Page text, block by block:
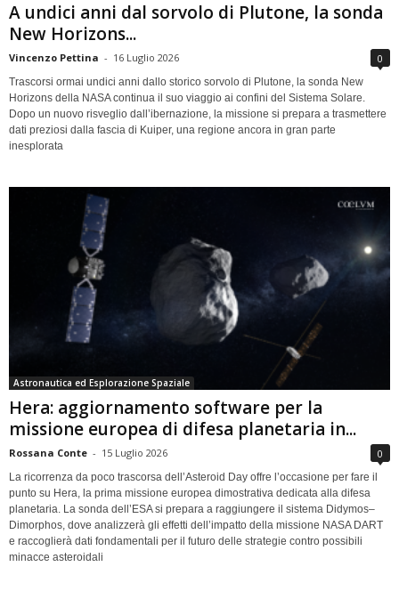
A undici anni dal sorvolo di Plutone, la sonda
New Horizons...
Vincenzo Pettina - 16 Luglio 2026 0
Trascorsi ormai undici anni dallo storico sorvolo di Plutone, la sonda New
Horizons della NASA continua il suo viaggio ai confini del Sistema Solare.
Dopo un nuovo risveglio dall’ibernazione, la missione si prepara a trasmettere
dati preziosi dalla fascia di Kuiper, una regione ancora in gran parte
inesplorata
Astronautica ed Esplorazione Spaziale
Hera: aggiornamento software per la
missione europea di difesa planetaria in...
Rossana Conte - 15 Luglio 2026 0
La ricorrenza da poco trascorsa dell’Asteroid Day offre l’occasione per fare il
punto su Hera, la prima missione europea dimostrativa dedicata alla difesa
planetaria. La sonda dell’ESA si prepara a raggiungere il sistema Didymos–
Dimorphos, dove analizzerà gli effetti dell’impatto della missione NASA DART
e raccoglierà dati fondamentali per il futuro delle strategie contro possibili
minacce asteroidali